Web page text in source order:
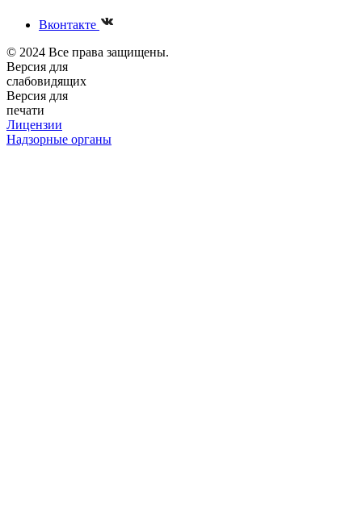
Вконтакте
© 2024 Все права защищены.
Версия для
слабовидящих
Версия для
печати
Лицензии
Надзорные органы